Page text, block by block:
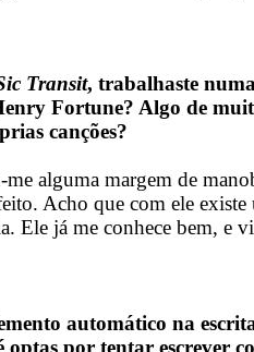
Transit, trabalhaste
Fortune? Algo de
canções?
alguma margem de
Acho que com ele
Ele já me conhece bem, e
automático na
optas por tentar escrever